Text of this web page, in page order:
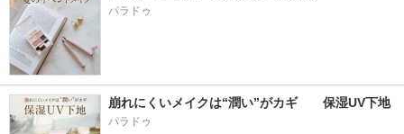
パラドゥ
崩れにくいメイクは“潤い”がカギ　　保湿UV下地
パラドゥ